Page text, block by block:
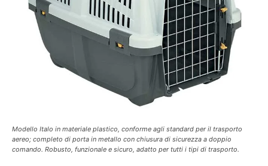
Modello Italo in materiale plastico, conforme agli standard per il trasporto
aereo; completo di porta in metallo con chiusura di sicurezza a doppio
comando. Robusto, funzionale e sicuro, adatto per tutti i tipi di trasporto.